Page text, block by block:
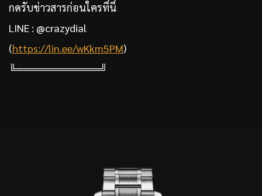
กดรับข่าวสารก่อนใครที่นี่
LINE : @crazydial
(https://lin.ee/wKkm5PM)
╚═══════════╝